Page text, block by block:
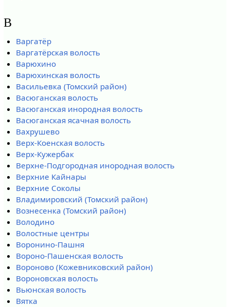
В
Варгатёр
Варгатёрская волость
Варюхино
Варюхинская волость
Васильевка (Томский район)
Васюганская волость
Васюганская инородная волость
Васюганская ясачная волость
Вахрушево
Верх-Коенская волость
Верх-Кужербак
Верхне-Подгородная инородная волость
Верхние Кайнары
Верхние Соколы
Владимировский (Томский район)
Вознесенка (Томский район)
Володино
Волостные центры
Воронино-Пашня
Вороно-Пашенская волость
Вороново (Кожевниковский район)
Вороновская волость
Вьюнская волость
Вятка